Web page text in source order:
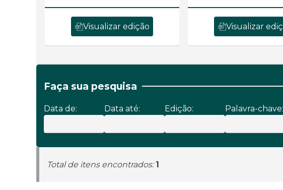
Visualizar edição Visualizar
Faça sua pesquisa
Data de: Data até: Edição: Palavra-chave:
Total de itens encontrados: 1